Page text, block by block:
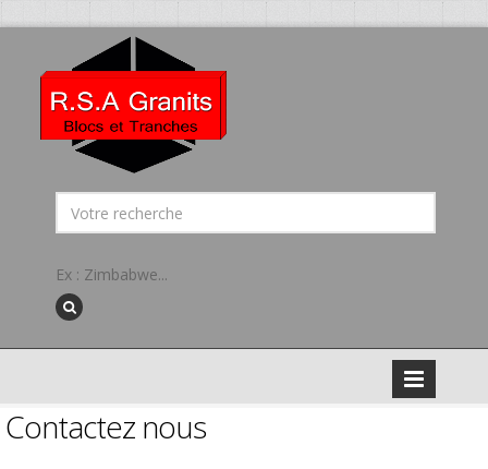
Ex : Zimbabwe...
Contactez nous